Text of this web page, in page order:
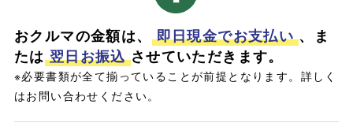
おクルマの金額は、 即日現金でお支払い 、ま
たは 翌日お振込 させていただきます。
※必要書類が全て揃っていることが前提となります。詳しく
はお問い合わせください。